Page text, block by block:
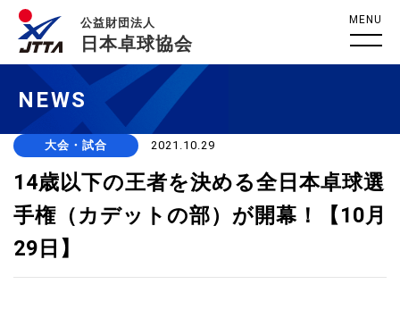
公益財団法人
日本卓球協会
MENU
NEWS
大会・試合 2021.10.29
14歳以下の王者を決める全日本卓球選
手権（カデットの部）が開幕！【10月
29日】